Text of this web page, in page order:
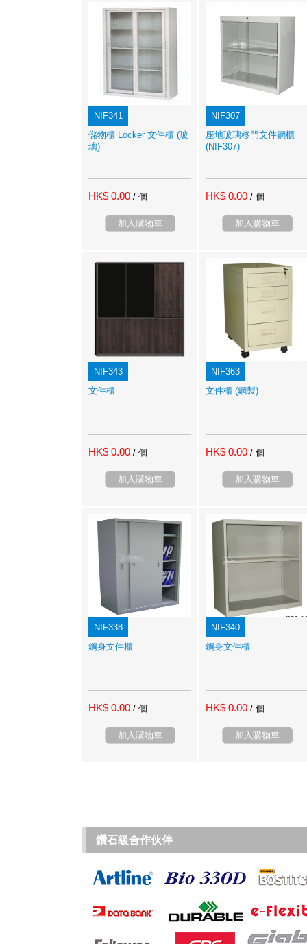
NIF341
儲物櫃 Locker 文件櫃 (玻
璃)
HK$ 0.00 / 個
加入購物車
NIF307
座地玻璃移門文件鋼櫃
(NIF307)
HK$ 0.00 / 個
加入購物車
NIF343
文件櫃
HK$ 0.00 / 個
加入購物車
NIF363
文件櫃 (鋼製)
HK$ 0.00 / 個
加入購物車
NIF338
鋼身文件櫃
HK$ 0.00 / 個
加入購物車
NIF340
鋼身文件櫃
HK$ 0.00 / 個
加入購物車
鑽石級合作伙伴